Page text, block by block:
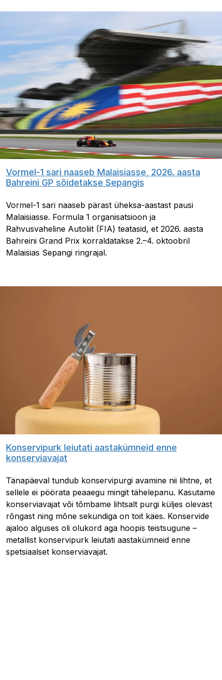
Vormel-1 sari naaseb Malaisiasse, 2026. aasta
Bahreini GP sõidetakse Sepangis
Vormel-1 sari naaseb pärast üheksa-aastast pausi
Malaisiasse. Formula 1 organisatsioon ja
Rahvusvaheline Autoliit (FIA) teatasid, et 2026. aasta
Bahreini Grand Prix korraldatakse 2.–4. oktoobril
Malaisias Sepangi ringrajal.
Konservipurk leiutati aastakümneid enne
konserviavajat
Tänapäeval tundub konservipurgi avamine nii lihtne, et
sellele ei pöörata peaaegu mingit tähelepanu. Kasutame
konserviavajat või tõmbame lihtsalt purgi küljes olevast
rõngast ning mõne sekundiga on toit käes. Konservide
ajaloo alguses oli olukord aga hoopis teistsugune –
metallist konservipurk leiutati aastakümneid enne
spetsiaalset konserviavajat.